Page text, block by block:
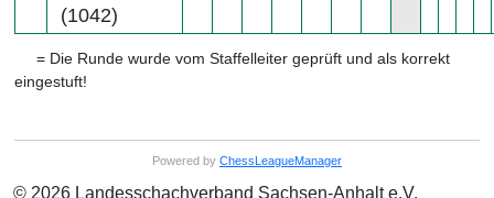
(1042)
= Die Runde wurde vom Staffelleiter geprüft und als korrekt
eingestuft!
Powered by ChessLeagueManager
© 2026 Landesschachverband Sachsen-Anhalt e.V.